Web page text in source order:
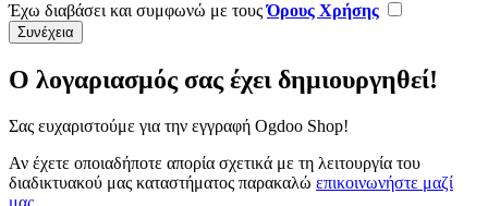
Έχω διαβάσει και συμφωνώ με τουςΌρους Χρήσης
Ο λογαριασμός σας έχει δημιουργηθεί!
Σας ευχαριστούμε για την εγγραφή Ogdoo Shop!
Αν έχετε οποιαδήποτε απορία σχετικά με τη λειτουργία του
διαδικτυακού μας καταστήματος παρακαλώ επικοινωνήστε μαζί
μας.